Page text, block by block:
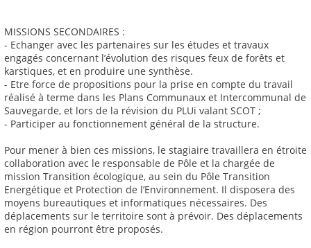
MISSIONS SECONDAIRES :
- Echanger avec les partenaires sur les études et travaux
engagés concernant l’évolution des risques feux de forêts et
karstiques, et en produire une synthèse.
- Etre force de propositions pour la prise en compte du travail
réalisé à terme dans les Plans Communaux et Intercommunal de
Sauvegarde, et lors de la révision du PLUi valant SCOT ;
- Participer au fonctionnement général de la structure.
Pour mener à bien ces missions, le stagiaire travaillera en étroite
collaboration avec le responsable de Pôle et la chargée de
mission Transition écologique, au sein du Pôle Transition
Energétique et Protection de l’Environnement. Il disposera des
moyens bureautiques et informatiques nécessaires. Des
déplacements sur le territoire sont à prévoir. Des déplacements
en région pourront être proposés.